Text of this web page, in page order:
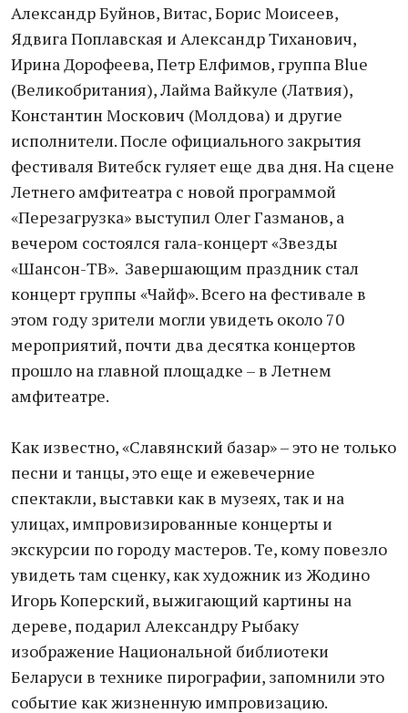
Александр Буйнов, Витас, Борис Моисеев,
Ядвига Поплавская и Александр Тиханович,
Ирина Дорофеева, Петр Елфимов, группа Blue
(Великобритания), Лайма Вайкуле (Латвия),
Константин Москович (Молдова) и другие
исполнители. После официального закрытия
фестиваля Витебск гуляет еще два дня. На сцене
Летнего амфитеатра с новой программой
«Перезагрузка» выступил Олег Газманов, а
вечером состоялся гала-концерт «Звезды
«Шансон-ТВ». Завершающим праздник стал
концерт группы «Чайф». Всего на фестивале в
этом году зрители могли увидеть около 70
мероприятий, почти два десятка концертов
прошло на главной площадке – в Летнем
амфитеатре.
Как известно, «Славянский базар» – это не только
песни и танцы, это еще и ежевечерние
спектакли, выставки как в музеях, так и на
улицах, импровизированные концерты и
экскурсии по городу мастеров. Те, кому повезло
увидеть там сценку, как художник из Жодино
Игорь Коперский, выжигающий картины на
дереве, подарил Александру Рыбаку
изображение Национальной библиотеки
Беларуси в технике пирографии, запомнили это
событие как жизненную импровизацию.